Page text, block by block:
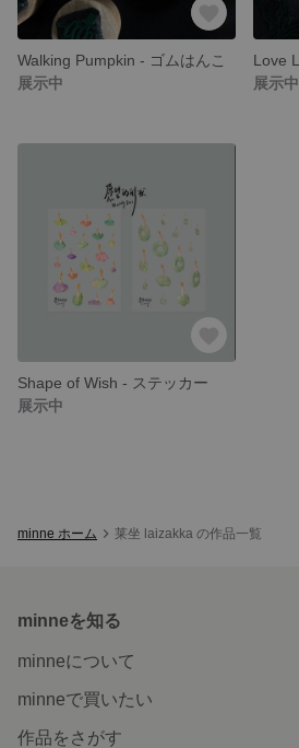
Walking Pumpkin - ゴムはんこ
展示中
展示中
Shape of Wish - ステッカー
展示中
minne ホーム 莱坐 laizakka の作品一覧
minneを知る
minneについて
minneで買いたい
作品をさがす